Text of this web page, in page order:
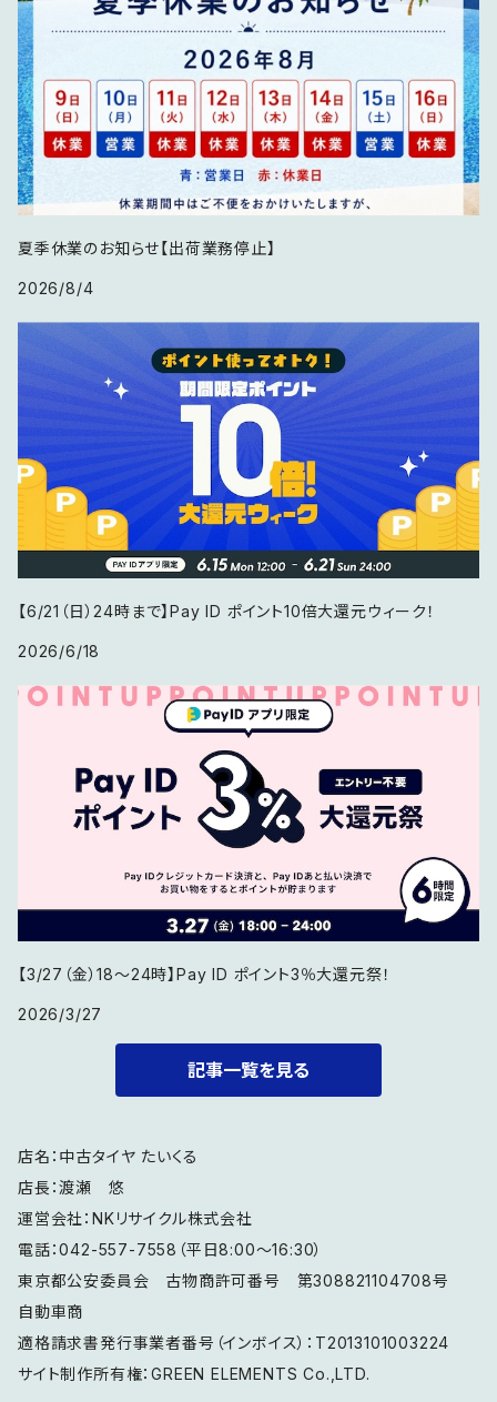
21インチ
夏季休業のお知らせ【出荷業務停止】
2026/8/4
【6/21（日）24時まで】Pay ID ポイント10倍大還元ウィーク！
2026/6/18
【3/27（金）18〜24時】Pay ID ポイント3％大還元祭！
2026/3/27
記事一覧を見る
店名：中古タイヤ たいくる
店長：渡瀬 悠
運営会社：NKリサイクル株式会社
電話：042-557-7558（平日8:00～16:30）
東京都公安委員会 古物商許可番号 第308821104708号
自動車商
適格請求書発行事業者番号（インボイス）：T2013101003224
サイト制作所有権：GREEN ELEMENTS Co.,LTD.